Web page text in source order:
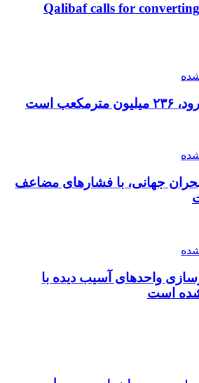
Qalibaf calls for
است
بحران جهانی، با فشارهای مضاعف
واحدهای آسیب دیده با
شده است